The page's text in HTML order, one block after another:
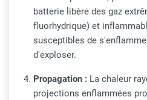
batterie libère des gaz
fluorhydrique) et
susceptibles de
d'exploser.
Propagation : La chaleur
projections enflammées